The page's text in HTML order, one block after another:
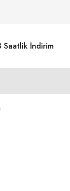
Saatlik İndirim